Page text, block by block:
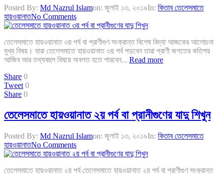
Posted By: Md Nazrul Islamon: জুলাই ১৩, ২০১৯In: কিতাব তেলেসমাতে
হায়ওয়ানাতNo Comments
তেলেসমাতে হায়ওয়ানাত ৩য় পর্ব বা প্রাণীগুণ সংক্রান্ত বিশেষ বিদ্যা আজকের আলোচনা
মুখ্য বিষয়। যারা তেলেসমাতে হায়ওয়ানাত ৩য় পর্ব পড়বেন তারা প্রাণী জগতের কতিপয়
আজিব আর তথ্যবহুল বিষয়ে অবগত হতে পারবেন... Read more
Share 0
Tweet 0
Share 0
তেলেসমাতে হায়ওয়ানাত ২য় পর্ব বা প্রানীগুণের যাদু শিখুন
Posted By: Md Nazrul Islamon: জুলাই ১৩, ২০১৯In: কিতাব তেলেসমাতে
হায়ওয়ানাতNo Comments
তেলেসমাতে হায়ওয়ানাত ২য় পর্ব তেলেসমাতে হায়ওয়ানাত ২য় পর্ব বা প্রাণীগুণ সংক্রান্ত